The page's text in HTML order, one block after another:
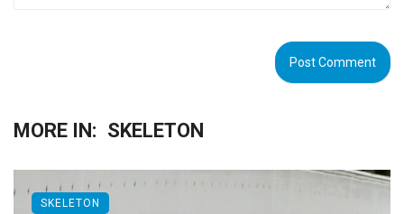
MORE IN: SKELETON
SKELETON